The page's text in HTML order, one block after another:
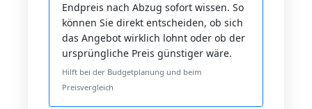
Endpreis nach Abzug sofort wissen. So
können Sie direkt entscheiden, ob sich
das Angebot wirklich lohnt oder ob der
ursprüngliche Preis günstiger wäre.
Hilft bei der Budgetplanung und beim
Preisvergleich